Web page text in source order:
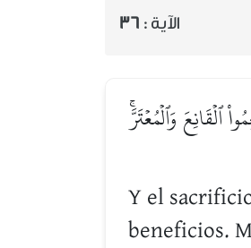
الآية : 36
وَٱلۡمُعۡتَرَّۚ
Y el
beneficios.